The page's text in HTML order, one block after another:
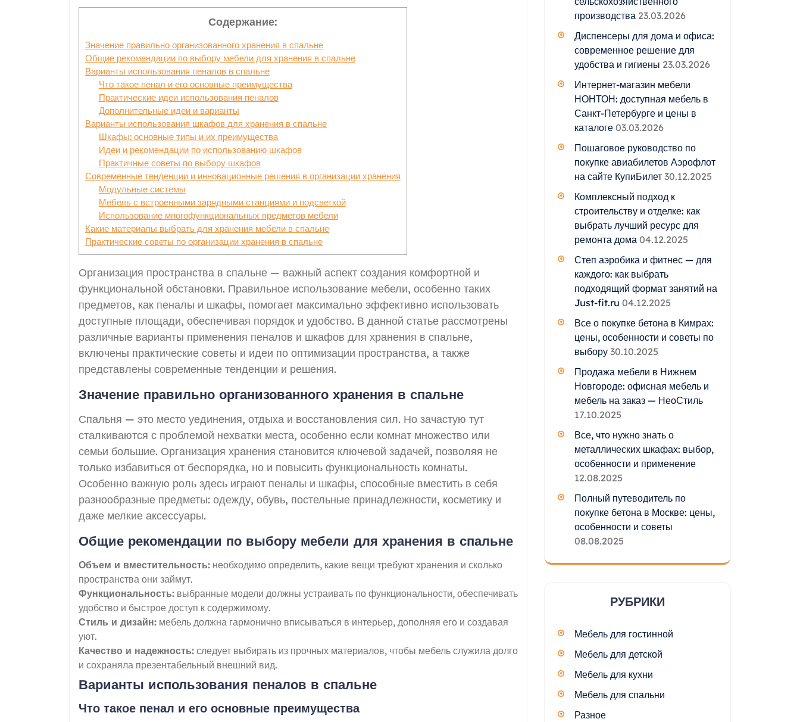
Содержание:
Значение правильно организованного хранения в спальне
Общие рекомендации по выбору мебели для хранения в спальне
Варианты использования пеналов в спальне
Что такое пенал и его основные преимущества
Практические идеи использования пеналов
Дополнительные идеи и варианты
Варианты использования шкафов для хранения в спальне
Шкафы: основные типы и их преимущества
Идеи и рекомендации по использованию шкафов
Практичные советы по выбору шкафов
Современные тенденции и инновационные решения в организации хранения
Модульные системы
Мебель с встроенными зарядными станциями и подсветкой
Использование многофункциональных предметов мебели
Какие материалы выбрать для хранения мебели в спальне
Практические советы по организации хранения в спальне
Организация пространства в спальне — важный аспект создания комфортной и
функциональной обстановки. Правильное использование мебели, особенно таких
предметов, как пеналы и шкафы, помогает максимально эффективно использовать
доступные площади, обеспечивая порядок и удобство. В данной статье рассмотрены
различные варианты применения пеналов и шкафов для хранения в спальне,
включены практические советы и идеи по оптимизации пространства, а также
представлены современные тенденции и решения.
Значение правильно организованного хранения в спальне
Спальня — это место уединения, отдыха и восстановления сил. Но зачастую тут
сталкиваются с проблемой нехватки места, особенно если комнат множество или
семьи большие. Организация хранения становится ключевой задачей, позволяя не
только избавиться от беспорядка, но и повысить функциональность комнаты.
Особенно важную роль здесь играют пеналы и шкафы, способные вместить в себя
разнообразные предметы: одежду, обувь, постельные принадлежности, косметику и
даже мелкие аксессуары.
Общие рекомендации по выбору мебели для хранения в спальне
Объем и вместительность: необходимо определить, какие вещи требуют хранения и сколько
пространства они займут.
Функциональность: выбранные модели должны устраивать по функциональности, обеспечивать
удобство и быстрое доступ к содержимому.
Стиль и дизайн: мебель должна гармонично вписываться в интерьер, дополняя его и создавая
уют.
Качество и надежность: следует выбирать из прочных материалов, чтобы мебель служила долго
и сохраняла презентабельный внешний вид.
Варианты использования пеналов в спальне
Что такое пенал и его основные преимущества
производства 23.03.2026
Диспенсеры для дома и офиса:
современное решение для
удобства и гигиены 23.03.2026
Интернет-магазин мебели
НОНТОН: доступная мебель в
Санкт-Петербурге и цены в
каталоге 03.03.2026
Пошаговое руководство по
покупке авиабилетов Аэрофлот
на сайте КупиБилет 30.12.2025
Комплексный подход к
строительству и отделке: как
выбрать лучший ресурс для
ремонта дома 04.12.2025
Степ аэробика и фитнес — для
каждого: как выбрать
подходящий формат занятий на
Just-fit.ru 04.12.2025
Все о покупке бетона в Кимрах:
цены, особенности и советы по
выбору 30.10.2025
Продажа мебели в Нижнем
Новгороде: офисная мебель и
мебель на заказ — НеоСтиль
17.10.2025
Все, что нужно знать о
металлических шкафах: выбор,
особенности и применение
12.08.2025
Полный путеводитель по
покупке бетона в Москве: цены,
особенности и советы
08.08.2025
РУБРИКИ
Мебель для гостинной
Мебель для детской
Мебель для кухни
Мебель для спальни
Разное